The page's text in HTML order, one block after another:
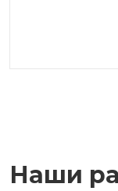
Наши